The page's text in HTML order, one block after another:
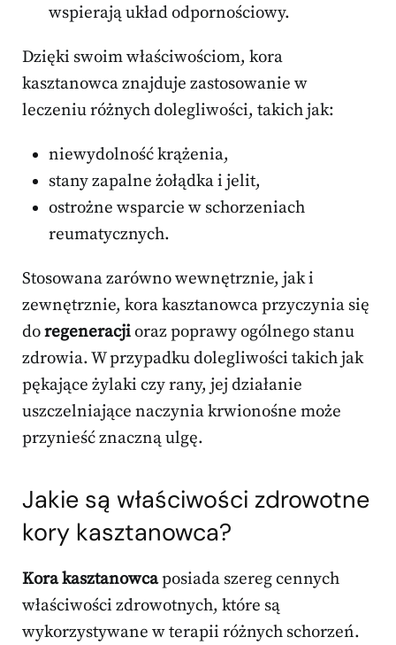
wspierają układ odpornościowy.
Dzięki swoim właściwościom, kora
kasztanowca znajduje zastosowanie w
leczeniu różnych dolegliwości, takich jak:
niewydolność krążenia,
stany zapalne żołądka i jelit,
ostrożne wsparcie w schorzeniach
reumatycznych.
Stosowana zarówno wewnętrznie, jak i
zewnętrznie, kora kasztanowca przyczynia się
doregeneracjioraz poprawy ogólnego stanu
zdrowia. W przypadku dolegliwości takich jak
pękające żylaki czy rany, jej działanie
uszczelniające naczynia krwionośne może
przynieść znaczną ulgę.
Jakie są właściwości zdrowotne
kory kasztanowca?
Kora kasztanowcaposiada szereg cennych
właściwości zdrowotnych, które są
wykorzystywane w terapii różnych schorzeń.